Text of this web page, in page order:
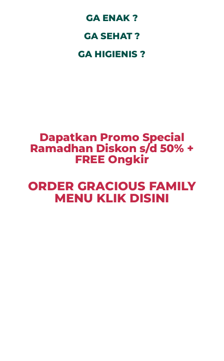
GA ENAK ?
GA SEHAT ?
GA HIGIENIS ?
Dapatkan Promo Special
Ramadhan Diskon s/d 50% +
FREE Ongkir
ORDER GRACIOUS FAMILY
MENU KLIK DISINI